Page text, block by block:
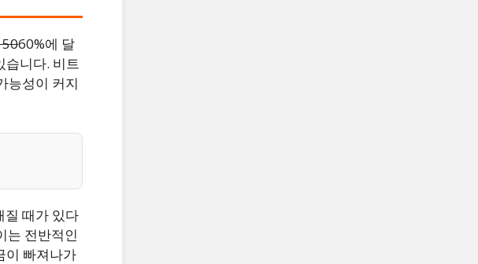
5060%에 달
습니다. 비트
능성이 커지
질 때가 있다
는 전반적인
이 빠져나가